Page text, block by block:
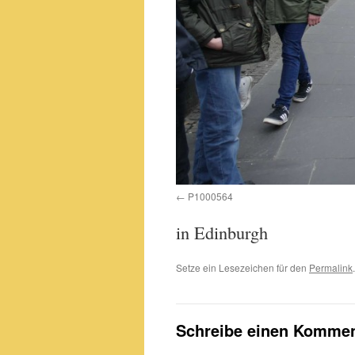
P1000564
in Edinburgh
Setze ein Lesezeichen für den Permalink.
Schreibe einen